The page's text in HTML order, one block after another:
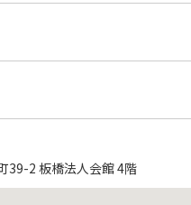
39-2 板橋法人会館 4階